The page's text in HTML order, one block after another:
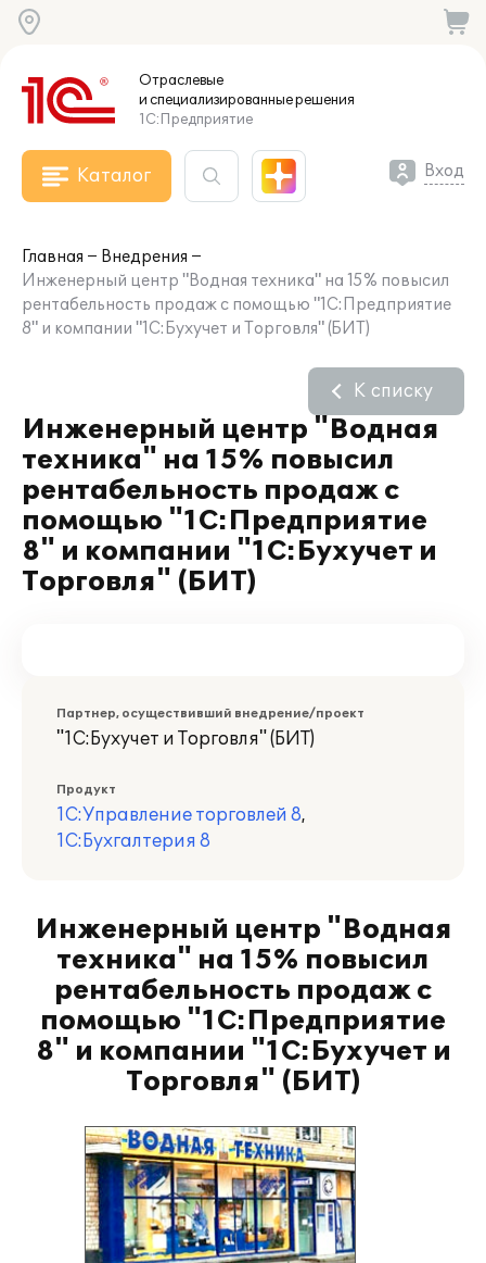
Отраслевые
и специализированныерешения
1С:Предприятие
Каталог Вход
Главная
Внедрения
Инженерный центр "Водная техника" на 15% повысил
рентабельность продаж с помощью "1С:Предприятие
8" и компании "1С:Бухучет и Торговля" (БИТ)
Инженерный центр "Водная
техника" на 15% повысил
рентабельность продаж с
помощью "1С:Предприятие
8" и компании "1С:Бухучет и
Торговля" (БИТ)
К списку
Партнер, осуществивший внедрение/проект
"1С:Бухучет и Торговля" (БИТ)
Продукт
1С:Управление торговлей 8,
1С:Бухгалтерия 8
Инженерный центр "Водная
техника" на 15% повысил
рентабельность продаж с
помощью "1С:Предприятие
8" и компании "1С:Бухучет и
Торговля" (БИТ)